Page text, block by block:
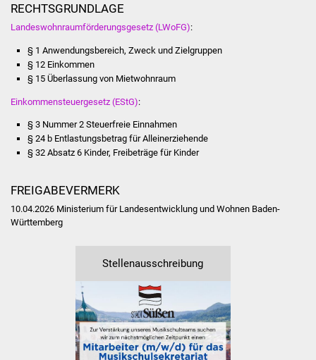
Stadtarchiv
Bürgerhaus
Vereine und Parteien
Selbsteintrag Vereine
Beirat Süßener Vereine
RECHTSGRUNDLAGE
Landeswohnraumförderungsgesetz (LWoFG):
§ 1 Anwendungsbereich, Zweck und Zielgruppen
§ 12 Einkommen
§ 15 Überlassung von Mietwohnraum
Einkommensteuergesetz (EStG):
§ 3 Nummer 2 Steuerfreie Einnahmen
§ 24 b Entlastungsbetrag für Alleinerziehende
§ 32 Absatz 6 Kinder, Freibeträge für Kinder
FREIGABEVERMERK
10.04.2026 Ministerium für Landesentwicklung und Wohnen Baden-
Württemberg
Stellenausschreibung